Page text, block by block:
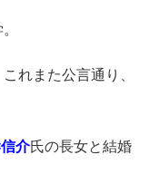
れまた公言通り、
介氏の長女と結婚